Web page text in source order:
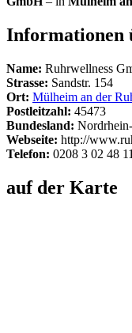
Informationen
Name: Ruhrwellness
Strasse: Sandstr. 154
Ort: Mülheim an der
Postleitzahl: 45473
Bundesland:
Webseite: http://
Telefon: 0208 3 02 48 11
auf der Karte